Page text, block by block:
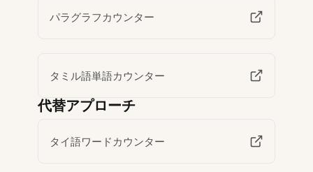
パラグラフカウンター
タミル語単語カウンター
代替アプローチ
タイ語ワードカウンター